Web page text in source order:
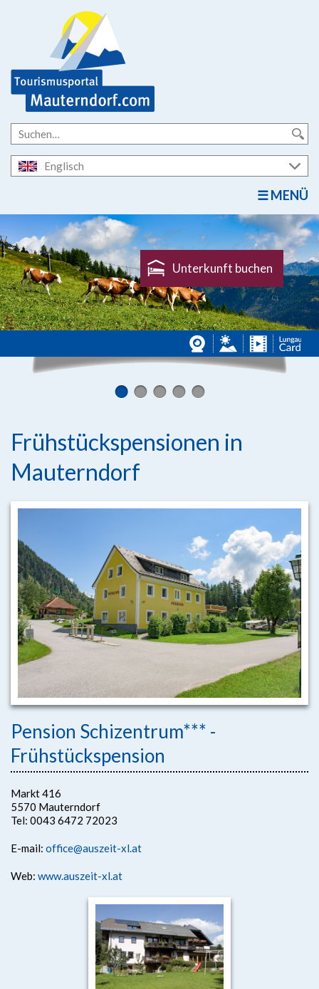
Englisch
MENÜ
Unterkunft buchen
Frühstückspensionen in
Mauterndorf
Pension Schizentrum*** -
Frühstückspension
Markt 416
5570 Mauterndorf
Tel: 0043 6472 72023
E-mail: office@auszeit-xl.at
Web: www.auszeit-xl.at